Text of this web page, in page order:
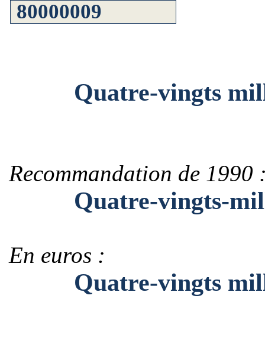
Quatre-vingts
Recommandation de 1990
Quatre-vingts-
En euros :
Quatre-vingts